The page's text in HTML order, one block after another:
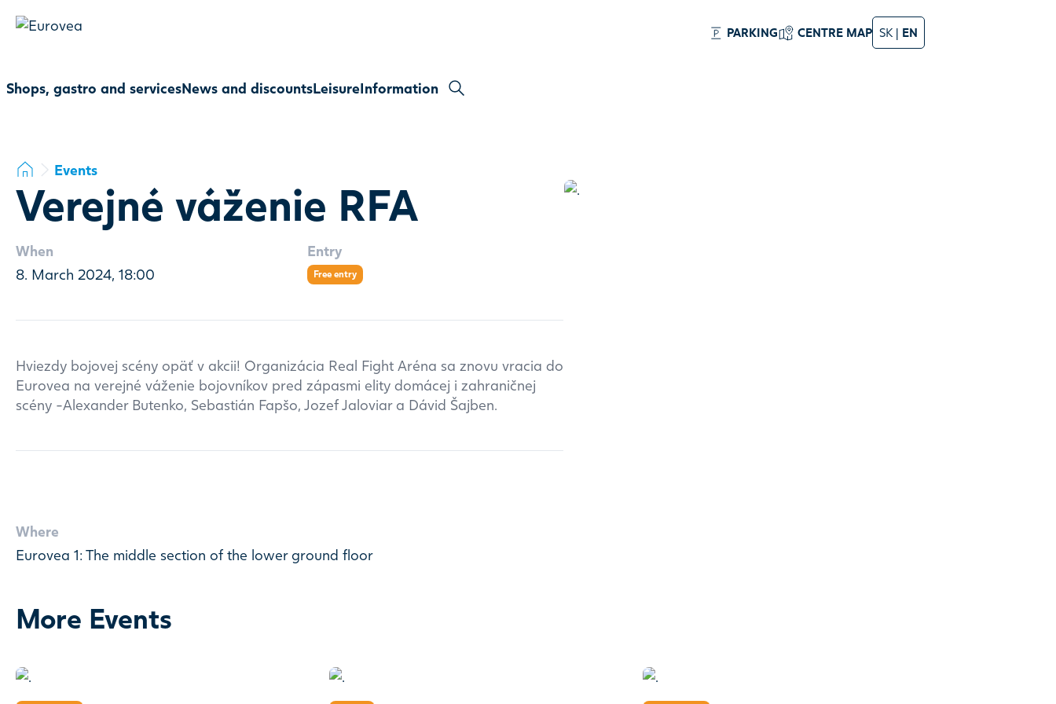
SK| EN
PARKING CENTRE MAP
Shops, gastro and servicesNews and discountsLeisureInformation
Events
Verejné váženie RFA
When
8. March 2024, 18:00
Entry
Free entry
Where
Eurovea 1: The middle section of the lower ground floor
Hviezdy bojovej scény opäť v akcii! Organizácia Real Fight Aréna sa znovu vracia do
Eurovea na verejné váženie bojovníkov pred zápasmi elity domácej i zahraničnej
scény -Alexander Butenko, Sebastián Fapšo, Jozef Jaloviar a Dávid Šajben.
More Events